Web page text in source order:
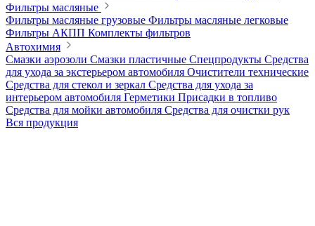
Фильтры масляные
Фильтры масляные грузовые Фильтры масляные легковые
Фильтры АКПП Комплекты фильтров
Автохимия
Смазки аэрозоли Смазки пластичные Спецпродукты Средства
для ухода за экстерьером автомобиля Очистители технические
Средства для стекол и зеркал Средства для ухода за
интерьером автомобиля Герметики Присадки в топливо
Средства для мойки автомобиля Средства для очистки рук
Вся продукция